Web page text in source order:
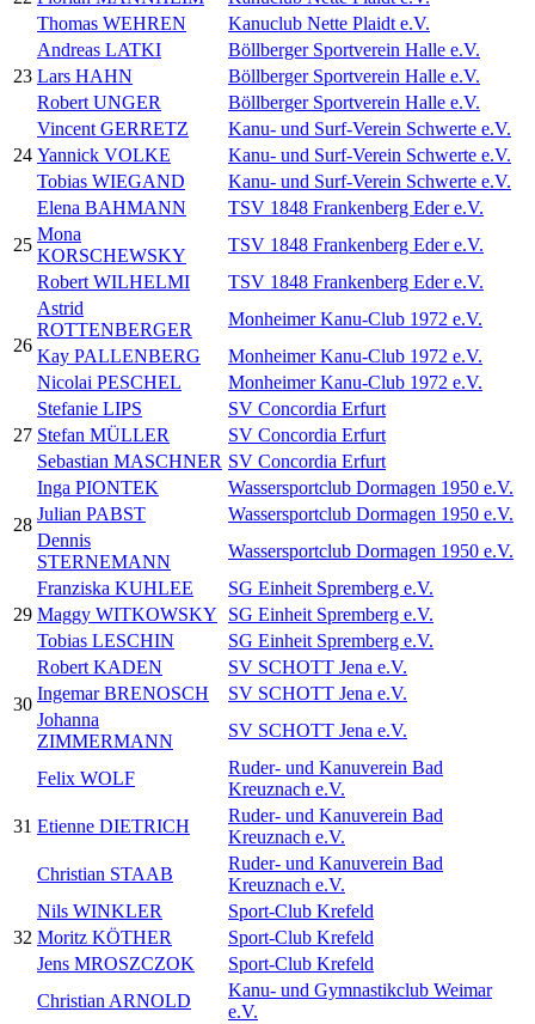
Thomas WEHREN
Kanuclub Nette Plaidt e.V.
23
Andreas LATKI
Böllberger Sportverein Halle e.V.
Lars HAHN
Böllberger Sportverein Halle e.V.
Robert UNGER
Böllberger Sportverein Halle e.V.
24
Vincent GERRETZ
Kanu- und Surf-Verein Schwerte e.V.
Yannick VOLKE
Kanu- und Surf-Verein Schwerte e.V.
Tobias WIEGAND
Kanu- und Surf-Verein Schwerte e.V.
25
Elena BAHMANN
TSV 1848 Frankenberg Eder e.V.
Mona
KORSCHEWSKY
TSV 1848 Frankenberg Eder e.V.
Robert WILHELMI
TSV 1848 Frankenberg Eder e.V.
26
Astrid
ROTTENBERGER
Monheimer Kanu-Club 1972 e.V.
Kay PALLENBERG
Monheimer Kanu-Club 1972 e.V.
Nicolai PESCHEL
Monheimer Kanu-Club 1972 e.V.
27
Stefanie LIPS
SV Concordia Erfurt
Stefan MÜLLER
SV Concordia Erfurt
Sebastian MASCHNER SV Concordia Erfurt
28
Inga PIONTEK
Wassersportclub Dormagen 1950 e.V.
Julian PABST
Wassersportclub Dormagen 1950 e.V.
Dennis
STERNEMANN
Wassersportclub Dormagen 1950 e.V.
29
Franziska KUHLEE
SG Einheit Spremberg e.V.
Maggy WITKOWSKY
SG Einheit Spremberg e.V.
Tobias LESCHIN
SG Einheit Spremberg e.V.
30
Robert KADEN
SV SCHOTT Jena e.V.
Ingemar BRENOSCH
SV SCHOTT Jena e.V.
Johanna
ZIMMERMANN
SV SCHOTT Jena e.V.
31
Felix WOLF
Ruder- und Kanuverein Bad
Kreuznach e.V.
Etienne DIETRICH
Ruder- und Kanuverein Bad
Kreuznach e.V.
Christian STAAB
Ruder- und Kanuverein Bad
Kreuznach e.V.
32
Nils WINKLER
Sport-Club Krefeld
Moritz KÖTHER
Sport-Club Krefeld
Jens MROSZCZOK
Sport-Club Krefeld
Christian ARNOLD
Kanu- und Gymnastikclub Weimar
e.V.